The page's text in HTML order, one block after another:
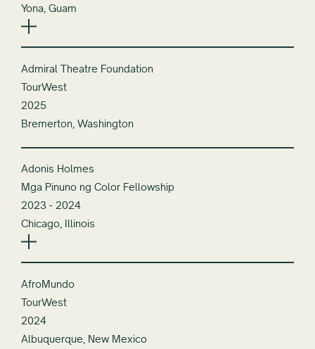
Yona, Guam
Admiral Theatre Foundation
TourWest
2025
Bremerton, Washington
Adonis Holmes
Mga Pinuno ng Color Fellowship
2023 - 2024
Chicago, Illinois
AfroMundo
TourWest
2024
Albuquerque, New Mexico